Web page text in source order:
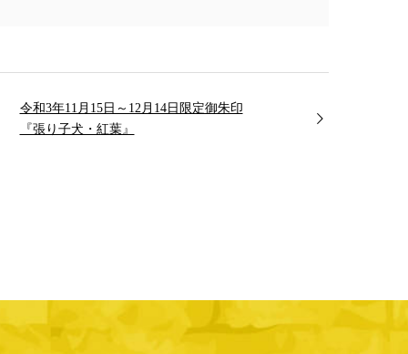
令和3年11月15日～12月14日限定御朱印
『張り子犬・紅葉』